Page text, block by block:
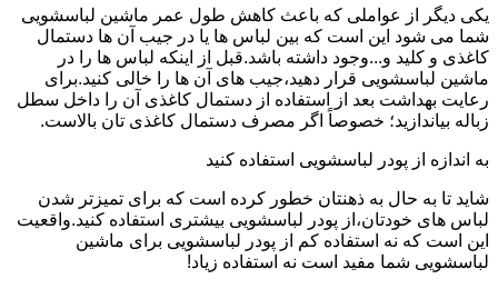
یکی دیگر از عواملی که باعث کاهش طول عمر ماشین لباسشویی
شما می شود این است که بین لباس ها یا در جیب آن ها دستمال
کاغذی و کلید و...وجود داشته باشد.قبل از اینکه لباس ها را در
ماشین لباسشویی قرار دهید،جیب های آن ها را خالی کنید.برای
رعایت بهداشت بعد از استفاده از دستمال کاغذی آن را داخل سطل
زباله بیاندازید؛ خصوصاً اگر مصرف دستمال کاغذی تان بالاست.
به اندازه از پودر لباسشویی استفاده کنید
شاید تا به حال به ذهنتان خطور کرده است که برای تمیزتر شدن
لباس های خودتان،از پودر لباسشویی بیشتری استفاده کنید.واقعیت
این است که نه استفاده کم از پودر لباسشویی برای ماشین
لباسشویی شما مفید است نه استفاده زیاد!